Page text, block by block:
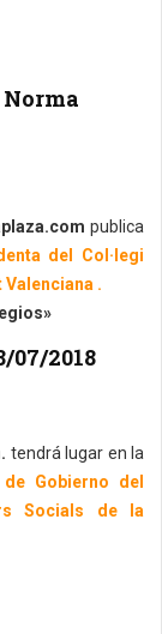
publica
del Col·legi
.
07/2018
tendrá lugar en la
Gobierno del
Socials de la